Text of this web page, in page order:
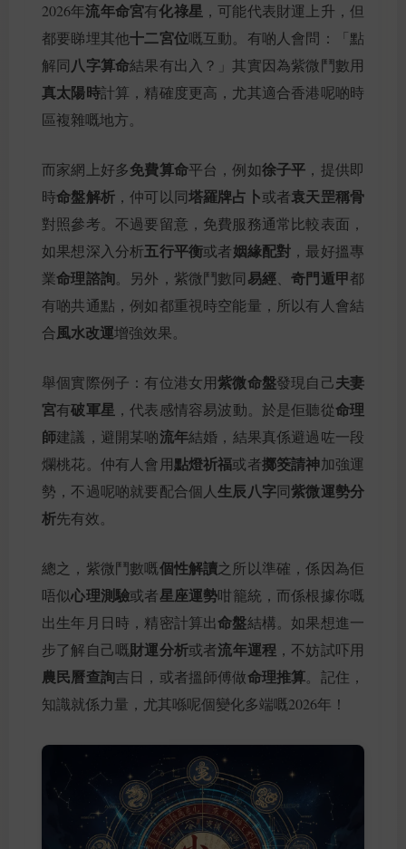
2026年流年命宮有化祿星 ，可能代表財運上升，但
都要睇埋其他十二宮位嘅互動。有啲人會問：「點
解同八字算命結果有出入？」其實因為紫微鬥數用
真太陽時計算，精確度更高，尤其適合香港呢啲時
區複雜嘅地方。
而家網上好多免費算命平台，例如徐子平 ，提供即
時命盤解析，仲可以同塔羅牌占卜或者袁天罡稱骨
對照參考。不過要留意，免費服務通常比較表面，
如果想深入分析五行平衡或者姻緣配對 ，最好搵專
業命理諮詢。另外，紫微鬥數同易經 、奇門遁甲都
有啲共通點，例如都重視時空能量，所以有人會結
合風水改運增強效果。
舉個實際例子：有位港女用紫微命盤發現自己夫妻
宮有破軍星 ，代表感情容易波動。於是佢聽從命理
師建議，避開某啲流年結婚，結果真係避過咗一段
爛桃花。仲有人會用點燈祈福或者擲筊請神加強運
勢，不過呢啲就要配合個人生辰八字同紫微運勢分
析先有效。
總之，紫微鬥數嘅個性解讀之所以準確，係因為佢
唔似心理測驗或者星座運勢咁籠統，而係根據你嘅
出生年月日時，精密計算出命盤結構。如果想進一
步了解自己嘅財運分析或者流年運程 ，不妨試吓用
農民曆查詢吉日，或者搵師傅做命理推算。記住，
知識就係力量，尤其喺呢個變化多端嘅2026年！